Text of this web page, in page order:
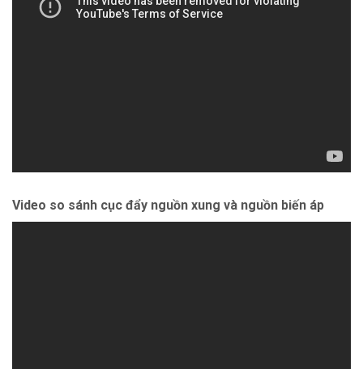
Video so sánh cục đẩy nguồn xung và nguồn biến áp